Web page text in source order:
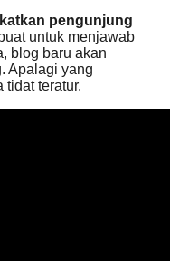
pengunjung
untuk menjawab
blog baru akan
Apalagi yang
tidat teratur.